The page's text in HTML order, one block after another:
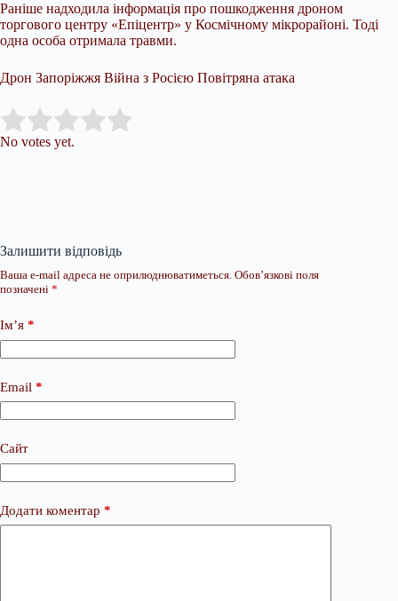
Раніше надходила інформація про пошкодження дроном
торгового центру «Епіцентр» у Космічному мікрорайоні. Тоді
одна особа отримала травми.
Дрон Запоріжжя Війна з Росією Повітряна атака
Rate this item:
No votes yet.
Залишити відповідь
Ваша e-mail адреса не оприлюднюватиметься. Обов’язкові поля
позначені *
Ім’я *
Email *
Сайт
Додати коментар *